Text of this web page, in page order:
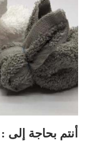
أنتم بحاجة إلى :